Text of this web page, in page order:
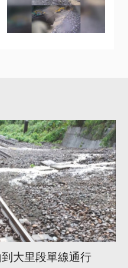
大里段單線通行